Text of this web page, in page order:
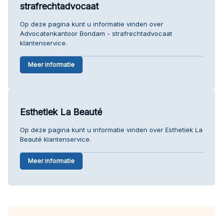
strafrechtadvocaat
Op deze pagina kunt u informatie vinden over
Advocatenkantoor Bondam - strafrechtadvocaat
klantenservice.
Meer informatie
Esthetiek La Beauté
Op deze pagina kunt u informatie vinden over Esthetiek La
Beauté klantenservice.
Meer informatie